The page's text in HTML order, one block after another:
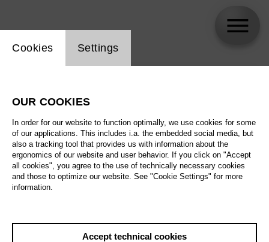
All artistic fields
All locations
All features
Website cookie setting
Cookies Settings
OUR COOKIES
In order for our website to function optimally, we use cookies for some
of our applications. This includes i.a. the embedded social media, but
also a tracking tool that provides us with information about the
ergonomics of our website and user behavior. If you click on "Accept
all cookies", you agree to the use of technically necessary cookies
and those to optimize our website. See "Cookie Settings" for more
information.
Accept technical cookies